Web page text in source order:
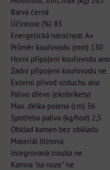
Barva černá
Účinnost (%) 83
Energetická náročnost A+
Průměr kouřovodu (mm) 130
Horní připojení kouřovodu ano
Zadní připojení kouřovodu ne
Externí přívod vzduchu ano
Palivo dřevo (ekobrikety)
Max. délka polena (cm) 36
Spotřeba paliva (kg/hod) 2,5
Obklad kamen bez obkladu
Materiál litinová
Integrovaná trouba ne
Kamna "na noze" ne